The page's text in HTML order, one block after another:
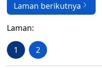
Laman berikutnya
Laman:
1 2